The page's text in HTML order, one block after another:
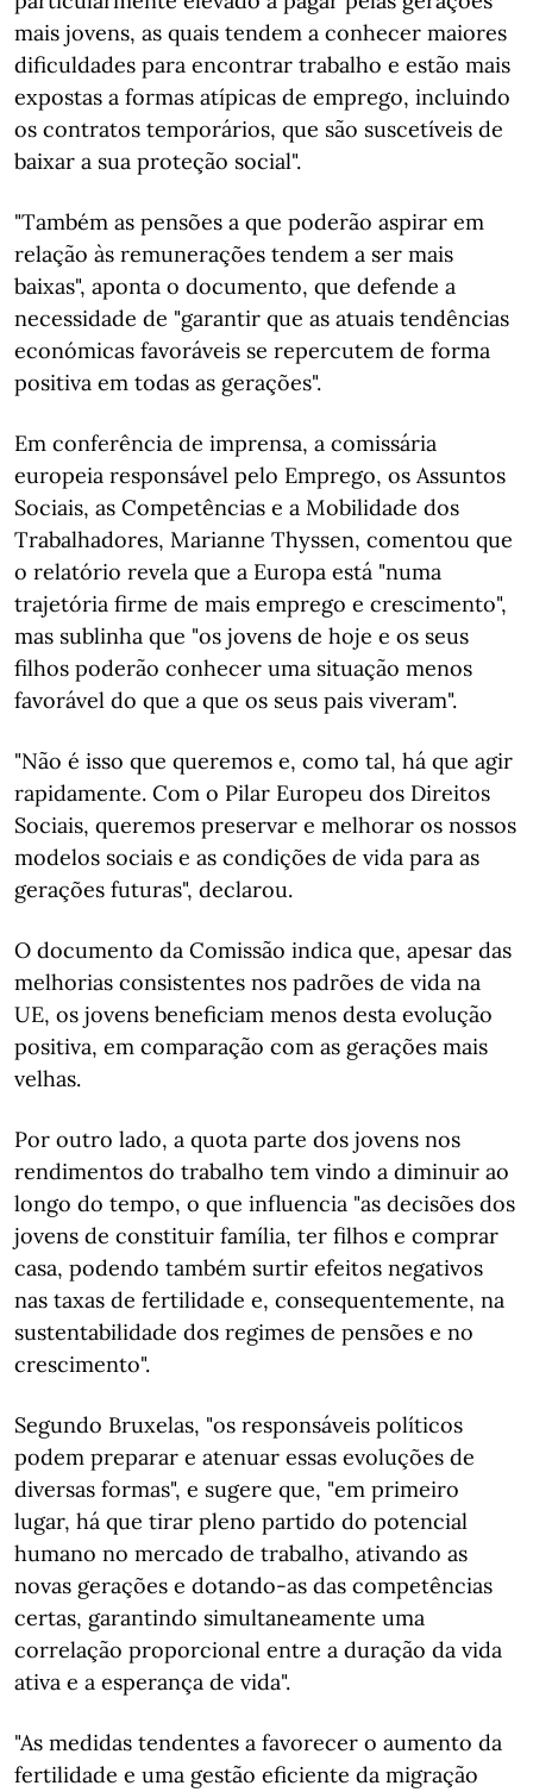
mais jovens, as quais tendem a conhecer maiores
dificuldades para encontrar trabalho e estão mais
expostas a formas atípicas de emprego, incluindo
os contratos temporários, que são suscetíveis de
baixar a sua proteção social".
"Também as pensões a que poderão aspirar em
relação às remunerações tendem a ser mais
baixas", aponta o documento, que defende a
necessidade de "garantir que as atuais tendências
económicas favoráveis se repercutem de forma
positiva em todas as gerações".
Em conferência de imprensa, a comissária
europeia responsável pelo Emprego, os Assuntos
Sociais, as Competências e a Mobilidade dos
Trabalhadores, Marianne Thyssen, comentou que
o relatório revela que a Europa está "numa
trajetória firme de mais emprego e crescimento",
mas sublinha que "os jovens de hoje e os seus
filhos poderão conhecer uma situação menos
favorável do que a que os seus pais viveram".
"Não é isso que queremos e, como tal, há que agir
rapidamente. Com o Pilar Europeu dos Direitos
Sociais, queremos preservar e melhorar os nossos
modelos sociais e as condições de vida para as
gerações futuras", declarou.
O documento da Comissão indica que, apesar das
melhorias consistentes nos padrões de vida na
UE, os jovens beneficiam menos desta evolução
positiva, em comparação com as gerações mais
velhas.
Por outro lado, a quota parte dos jovens nos
rendimentos do trabalho tem vindo a diminuir ao
longo do tempo, o que influencia "as decisões dos
jovens de constituir família, ter filhos e comprar
casa, podendo também surtir efeitos negativos
nas taxas de fertilidade e, consequentemente, na
sustentabilidade dos regimes de pensões e no
crescimento".
Segundo Bruxelas, "os responsáveis políticos
podem preparar e atenuar essas evoluções de
diversas formas", e sugere que, "em primeiro
lugar, há que tirar pleno partido do potencial
humano no mercado de trabalho, ativando as
novas gerações e dotando-as das competências
certas, garantindo simultaneamente uma
correlação proporcional entre a duração da vida
ativa e a esperança de vida".
"As medidas tendentes a favorecer o aumento da
fertilidade e uma gestão eficiente da migração